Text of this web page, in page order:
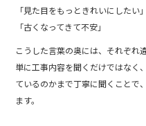
「見た目をもっときれいにしたい」
「古くなってきて不安」
こうした言葉の奥には、それぞれ
単に工事内容を聞くだけではなく
ているのかまで丁寧に聞くことで
ます。